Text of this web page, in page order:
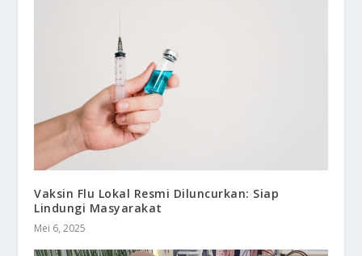
Vaksin Flu Lokal Resmi Diluncurkan: Siap
Lindungi Masyarakat
Mei 6, 2025